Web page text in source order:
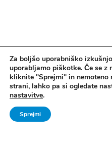
Direktorat za šport, Zavod za Šport
Za boljšo uporabniško
uporabljamo piškotke. Če se
kliknite "Sprejmi" in nemoteno
strani, lahko pa si ogledate
nastavitve.
Sprejmi